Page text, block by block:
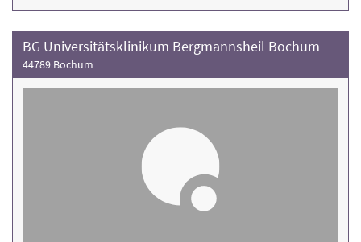
BG Universitätsklinikum Bergmannsheil Bochum
44789 Bochum